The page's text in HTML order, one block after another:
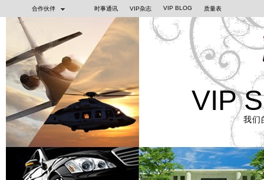
合作伙伴 时事通讯 VIP杂志 VIP BLOG 质量表
VIP
我们